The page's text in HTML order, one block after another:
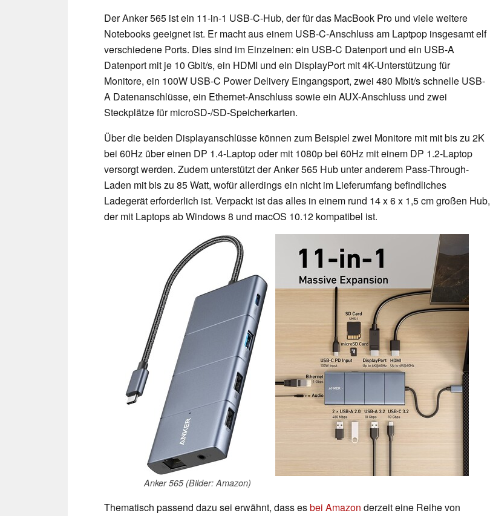
Der Anker 565 ist ein 11-in-1 USB-C-Hub, der für das MacBook Pro und viele weitere
Notebooks geeignet ist. Er macht aus einem USB-C-Anschluss am Laptpop insgesamt elf
verschiedene Ports. Dies sind im Einzelnen: ein USB-C Datenport und ein USB-A
Datenport mit je 10 Gbit/s, ein HDMI und ein DisplayPort mit 4K-Unterstützung für
Monitore, ein 100W USB-C Power Delivery Eingangsport, zwei 480 Mbit/s schnelle USB-
A Datenanschlüsse, ein Ethernet-Anschluss sowie ein AUX-Anschluss und zwei
Steckplätze für microSD-/SD-Speicherkarten.
Über die beiden Displayanschlüsse können zum Beispiel zwei Monitore mit mit bis zu 2K
bei 60Hz über einen DP 1.4-Laptop oder mit 1080p bei 60Hz mit einem DP 1.2-Laptop
versorgt werden. Zudem unterstützt der Anker 565 Hub unter anderem Pass-Through-
Laden mit bis zu 85 Watt, wofür allerdings ein nicht im Lieferumfang befindliches
Ladegerät erforderlich ist. Verpackt ist das alles in einem rund 14 x 6 x 1,5 cm großen Hub,
der mit Laptops ab Windows 8 und macOS 10.12 kompatibel ist.
Anker 565 (Bilder: Amazon)
Thematisch passend dazu sei erwähnt, dass esbei Amazon derzeit eine Reihe von